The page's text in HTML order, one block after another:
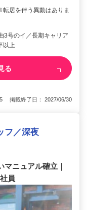
居を伴う異動はありま
3号のイ／長期キャリア
以上
る
掲載終了日： 2027/06/30
フ／深夜
マニュアル確立｜
員